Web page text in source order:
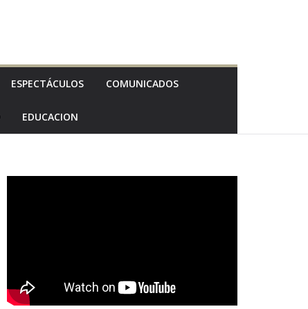
ESPECTÁCULOS COMUNICADOS
EDUCACION